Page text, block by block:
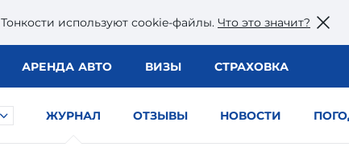
Тонкости используют сookie-файлы. Что это значит?
АРЕНДА АВТО ВИЗЫ СТРАХОВКА
ЖУРНАЛ ОТЗЫВЫ НОВОСТИ